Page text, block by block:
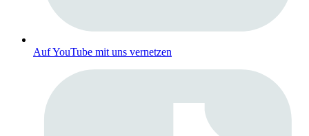
Auf YouTube mit uns vernetzen